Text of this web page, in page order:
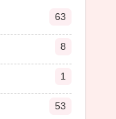
63
8
1
53